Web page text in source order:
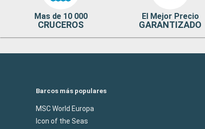
Mas de 10 000
CRUCEROS
El Mejor Precio
GARANTIZADO
Barcos más populares
MSC World Europa
Icon of the Seas